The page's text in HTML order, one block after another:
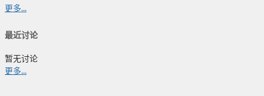
更多...
最近讨论
暂无讨论
更多...